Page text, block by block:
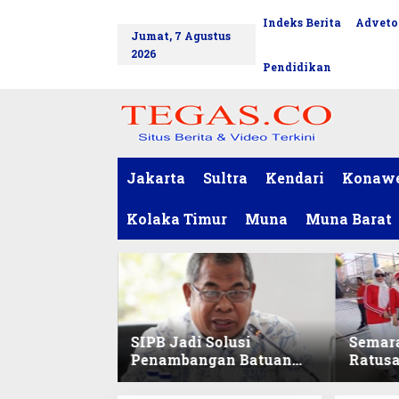
Jumat, 7 Agustus
2026
Indeks Berita
Pendidikan
Jakarta Sultra Kendari
Kolaka Timur Muna Muna Barat
SIPB Jadi Solusi
Penambangan Batuan
Komoditas ex-Golongan